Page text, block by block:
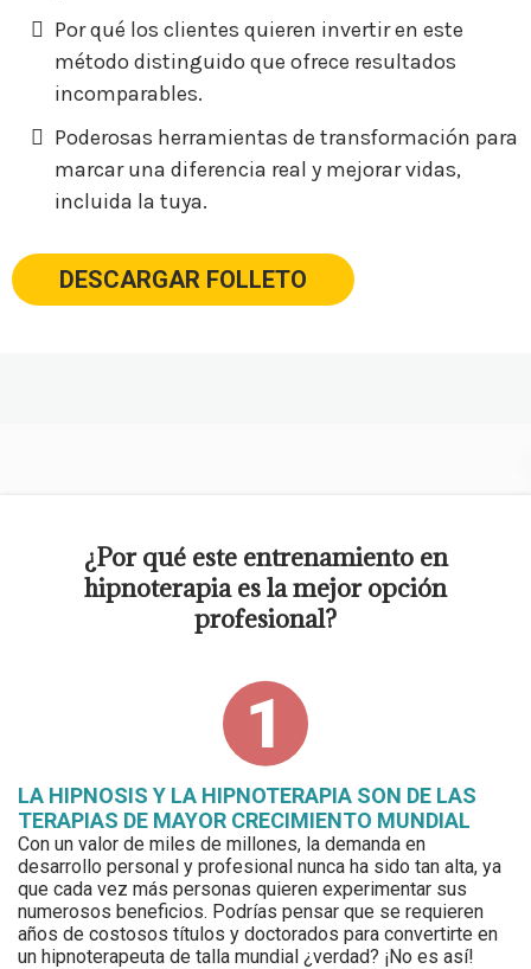
​Por qué los clientes quieren invertir en este
método distinguido que ofrece resultados
incomparables.
​Poderosas herramientas de transformación para
marcar una diferencia real y mejorar vidas,
incluida la tuya.
DESCARGAR FOLLETO
¿Por qué este entrenamiento en
hipnoterapia es la mejor opción
profesional?
LA HIPNOSIS Y LA HIPNOTERAPIA SON DE LAS
TERAPIAS DE MAYOR CRECIMIENTO MUNDIAL
Con un valor de miles de millones, la demanda en
desarrollo personal y profesional nunca ha sido tan alta, ya
que cada vez más personas quieren experimentar sus
numerosos beneficios. Podrías pensar que se requieren
años de costosos títulos y doctorados para convertirte en
un hipnoterapeuta de talla mundial ¿verdad? ¡No es así!